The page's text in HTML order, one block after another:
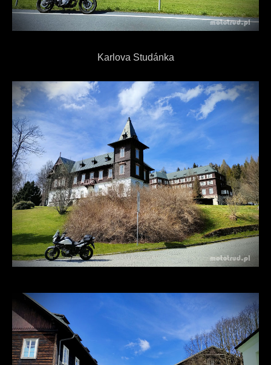
Karlova Studánka